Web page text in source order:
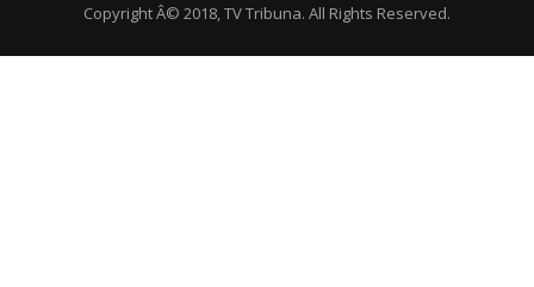
Copyright Â© 2018, TV Tribuna. All Rights Reserved.